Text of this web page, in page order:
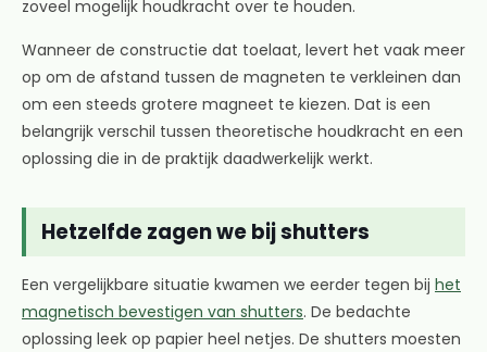
zoveel mogelijk houdkracht over te houden.
Wanneer de constructie dat toelaat, levert het vaak meer
op om de afstand tussen de magneten te verkleinen dan
om een steeds grotere magneet te kiezen. Dat is een
belangrijk verschil tussen theoretische houdkracht en een
oplossing die in de praktijk daadwerkelijk werkt.
Hetzelfde zagen we bij shutters
Een vergelijkbare situatie kwamen we eerder tegen bij het
magnetisch bevestigen van shutters. De bedachte
oplossing leek op papier heel netjes. De shutters moesten